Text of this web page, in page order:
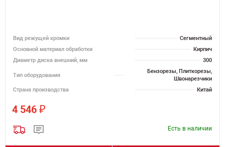
Вид режущей кромки
Сегментный
Основной материал обработки
Кирпич
Диаметр диска внешний, мм
300
Тип оборудования
Бензорезы, Плиткорезы,
Швонарезчики
Страна производства
Китай
4 546 ₽
Есть в наличии